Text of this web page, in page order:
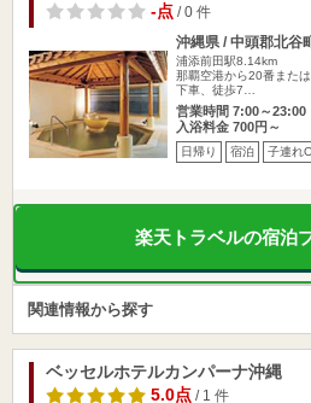
-点/ 0 件
沖縄県 / 中頭郡北谷
浦添前田駅8.14km
那覇空港から20番また
下車、徒歩7…
営業時間 7:00～23:00
入浴料金 700円～
日帰り 宿泊 子連れ
楽天トラベルの宿泊
関連情報から探す
ベッセルホテルカンパーナ沖縄
5.0点/ 1 件